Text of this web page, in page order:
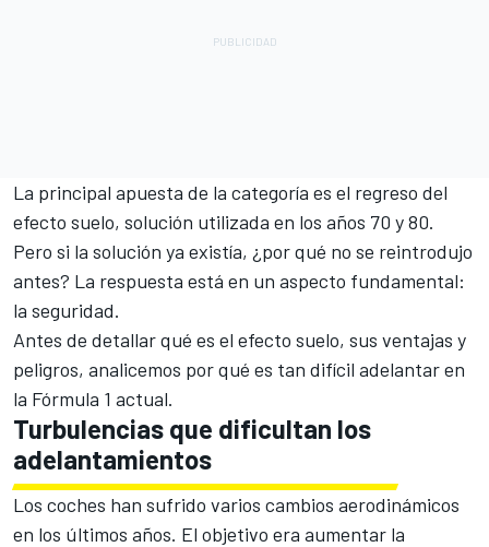
La principal apuesta de la categoría es el regreso del
efecto suelo, solución utilizada en los años 70 y 80.
Pero si la solución ya existía, ¿por qué no se reintrodujo
antes? La respuesta está en un aspecto fundamental:
la seguridad.
Antes de detallar qué es el efecto suelo, sus ventajas y
peligros, analicemos por qué es tan difícil adelantar en
la Fórmula 1 actual.
Turbulencias que dificultan los
adelantamientos
Los coches han sufrido varios cambios aerodinámicos
en los últimos años. El objetivo era aumentar la